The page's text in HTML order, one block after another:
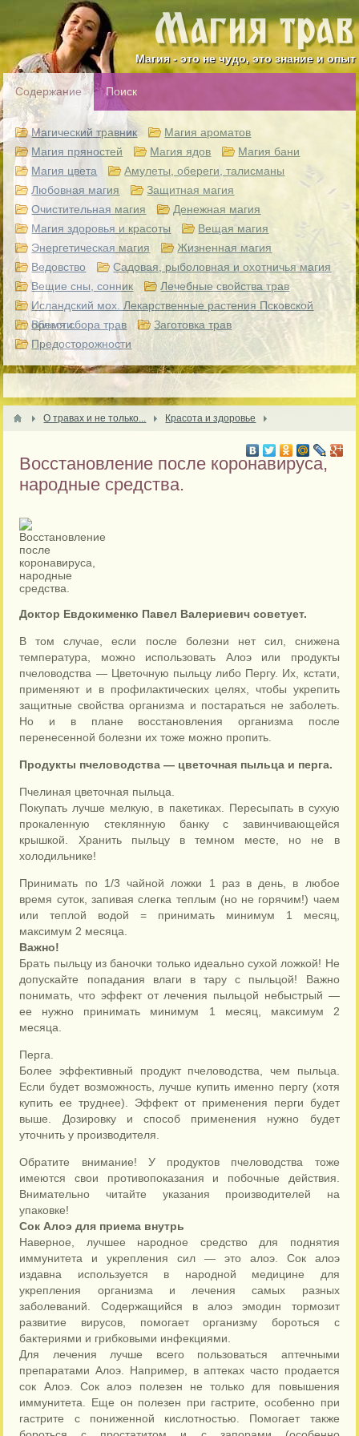
Магия - это не чудо, это знание и опыт
Содержание Поиск
Магический травник
Магия ароматов
Магия пряностей
Магия ядов
Магия бани
Магия цвета
Амулеты, обереги, талисманы
Любовная магия
Защитная магия
Очистительная магия
Денежная магия
Магия здоровья и красоты
Вещая магия
Энергетическая магия
Жизненная магия
Ведовство
Садовая, рыболовная и охотничья магия
Вещие сны, сонник
Лечебные свойства трав
Исландский мох. Лекарственные растения Псковской
области.
Время сбора трав
Заготовка трав
Предосторожности
О травах и не только... Красота и здоровье
Восстановление после коронавируса,
народные средства.
Доктор Евдокименко Павел Валериевич советует.
В том случае, если после болезни нет сил, снижена
температура, можно использовать Алоэ или продукты
пчеловодства — Цветочную пыльцу либо Пергу. Их, кстати,
применяют и в профилактических целях, чтобы укрепить
защитные свойства организма и постараться не заболеть.
Но и в плане восстановления организма после
перенесенной болезни их тоже можно пропить.
Продукты пчеловодства — цветочная пыльца и перга.
Пчелиная цветочная пыльца.
Покупать лучше мелкую, в пакетиках. Пересыпать в сухую
прокаленную стеклянную банку с завинчивающейся
крышкой. Хранить пыльцу в темном месте, но не в
холодильнике!
Принимать по 1/3 чайной ложки 1 раз в день, в любое
время суток, запивая слегка теплым (но не горячим!) чаем
или теплой водой = принимать минимум 1 месяц,
максимум 2 месяца.
Важно!
Брать пыльцу из баночки только идеально сухой ложкой! Не
допускайте попадания влаги в тару с пыльцой! Важно
понимать, что эффект от лечения пыльцой небыстрый —
ее нужно принимать минимум 1 месяц, максимум 2
месяца.
Перга.
Более эффективный продукт пчеловодства, чем пыльца.
Если будет возможность, лучше купить именно пергу (хотя
купить ее труднее). Эффект от применения перги будет
выше. Дозировку и способ применения нужно будет
уточнить у производителя.
Обратите внимание! У продуктов пчеловодства тоже
имеются свои противопоказания и побочные действия.
Внимательно читайте указания производителей на
упаковке!
Сок Алоэ для приема внутрь
Наверное, лучшее народное средство для поднятия
иммунитета и укрепления сил — это алоэ. Сок алоэ
издавна используется в народной медицине для
укрепления организма и лечения самых разных
заболеваний. Содержащийся в алоэ эмодин тормозит
развитие вирусов, помогает организму бороться с
бактериями и грибковыми инфекциями.
Для лечения лучше всего пользоваться аптечными
препаратами Алоэ. Например, в аптеках часто продается
сок Алоэ. Сок алоэ полезен не только для повышения
иммунитета. Еще он полезен при гастрите, особенно при
гастрите с пониженной кислотностью. Помогает также